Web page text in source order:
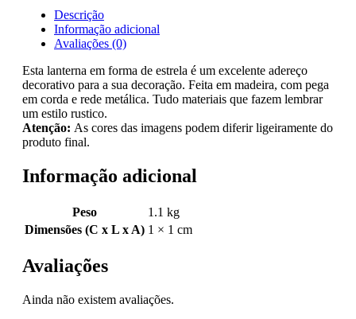
Descrição
Informação adicional
Avaliações (0)
Esta lanterna em forma de estrela é um excelente adereço
decorativo para a sua decoração. Feita em madeira, com pega
em corda e rede metálica. Tudo materiais que fazem lembrar
um estilo rustico.
Atenção: As cores das imagens podem diferir ligeiramente do
produto final.
Informação adicional
Peso
1.1 kg
Dimensões (C x L x A) 1 × 1 cm
Avaliações
Ainda não existem avaliações.